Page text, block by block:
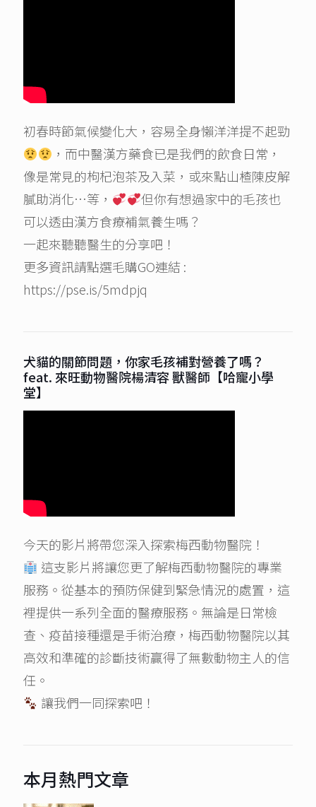
初春時節氣候變化大，容易全身懶洋洋提不起勁
，而中醫漢方藥食已是我們的飲食日常，
像是常見的枸杞泡茶及入菜，或來點山楂陳皮解
膩助消化…等，
但你有想過家中的毛孩也
可以透由漢方食療補氣養生嗎？
一起來聽聽醫生的分享吧！
更多資訊請點選毛購GO連結 :
https://pse.is/5mdpjq
犬貓的關節問題，你家毛孩補對營養了嗎？
feat. 來旺動物醫院楊清容 獸醫師【哈寵小學
堂】
今天的影片將帶您深入探索梅西動物醫院！
這支影片將讓您更了解梅西動物醫院的專業
服務。從基本的預防保健到緊急情況的處置，這
裡提供一系列全面的醫療服務。無論是日常檢
查、疫苗接種還是手術治療，梅西動物醫院以其
高效和準確的診斷技術贏得了無數動物主人的信
任。
讓我們一同探索吧！
本月熱門文章